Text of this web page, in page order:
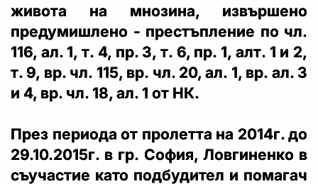
живота на мнозина, извършено
предумишлено - престъпление по чл.
116, ал. 1, т. 4, пр. 3, т. 6, пр. 1, алт. 1 и 2,
т. 9, вр. чл. 115, вр. чл. 20, ал. 1, вр. ал. 3
и 4, вр. чл. 18, ал. 1 от НК.
През периода от пролетта на 2014г. до
29.10.2015г. в гр. София, Ловгиненко в
съучастие като подбудител и помагач